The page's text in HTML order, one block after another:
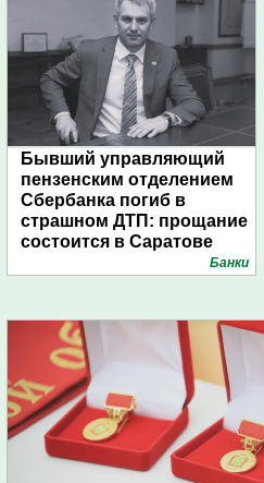
Бывший управляющий
пензенским отделением
Сбербанка погиб в
страшном ДТП: прощание
состоится в Саратове
Банки